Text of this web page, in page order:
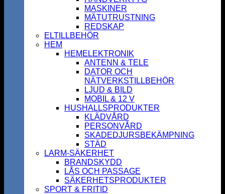
MASKINER
MÄTUTRUSTNING
REDSKAP
ELTILLBEHÖR
HEM
HEMELEKTRONIK
ANTENN & TELE
DATOR OCH
NÄTVERKSTILLBEHÖR
LJUD & BILD
MOBIL & 12 V
HUSHALLSPRODUKTER
KLÄDVÅRD
PERSONVÅRD
SKADEDJURSBEKÄMPNING
STÄD
LARM-SÄKERHET
BRANDSKYDD
LÅS OCH PASSAGE
SÄKERHETSPRODUKTER
SPORT & FRITID